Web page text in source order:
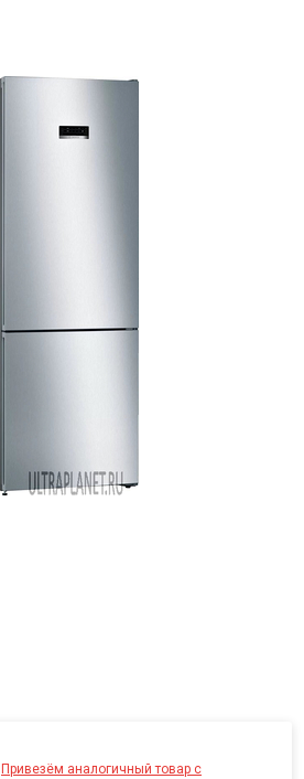
Привезём аналогичный товар с